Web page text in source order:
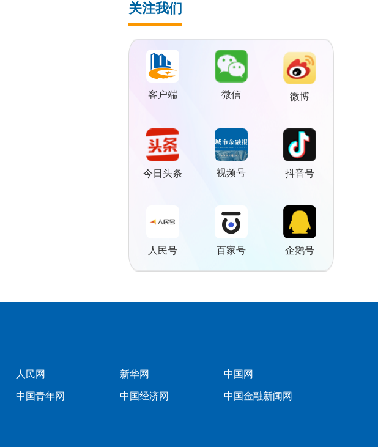
关注我们
客户端 微信 微博
今日头条 视频号 抖音号
人民号 百家号 企鹅号
人民网 新华网 中国网
中国青年网 中国经济网 中国金融新闻网